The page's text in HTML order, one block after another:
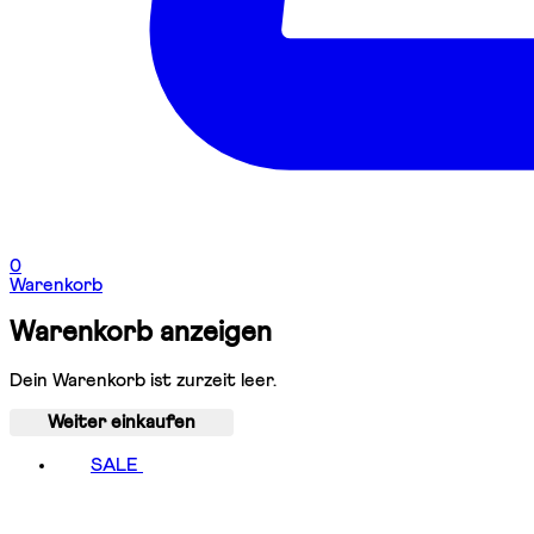
0
Warenkorb
Warenkorb anzeigen
Dein Warenkorb ist zurzeit leer.
Weiter einkaufen
SALE